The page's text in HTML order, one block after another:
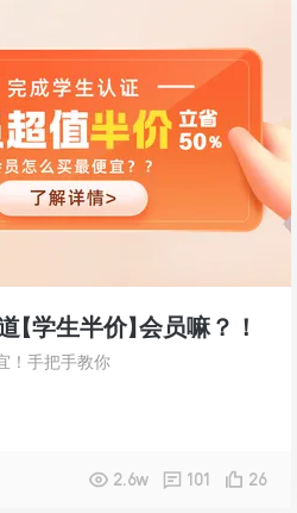
学生半价】会员嘛？！
！手把手教你
2.6w 101 26